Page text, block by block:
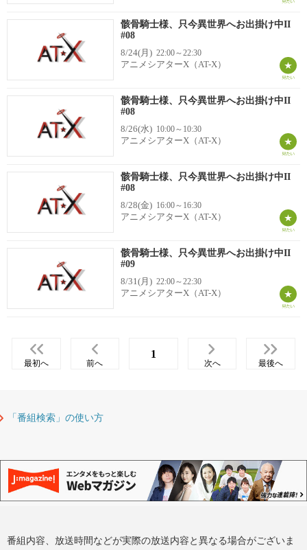
骸骨騎士様、只今異世界へお出掛け中II
#08
8/24(月) 22:00～22:30
アニメシアターX（AT-X）
骸骨騎士様、只今異世界へお出掛け中II
#08
8/26(水) 10:00～10:30
アニメシアターX（AT-X）
骸骨騎士様、只今異世界へお出掛け中II
#08
8/28(金) 16:00～16:30
アニメシアターX（AT-X）
骸骨騎士様、只今異世界へお出掛け中II
#09
8/31(月) 22:00～22:30
アニメシアターX（AT-X）
最初へ 前へ
1
次へ 最後へ
「番組検索」の使い方
番組内容、放送時間などが実際の放送内容と異なる場合がございま